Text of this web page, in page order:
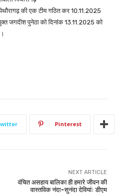
की एक टीम गठित कर 10.11.2025
जगदीश पुनेठा को दिनांक 13.11.2025 को
Pinterest
NEXT ARTICLE
वंचित असहाय बालिका ही हमारे जीवन की
वास्तविक नंदा-सुनंदा देवियांः डीएम